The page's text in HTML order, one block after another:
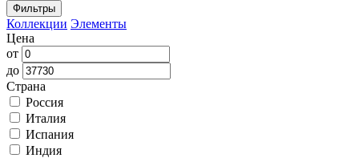
Фильтры
Коллекции Элементы
Цена
от
до
Страна
Россия
Италия
Испания
Индия